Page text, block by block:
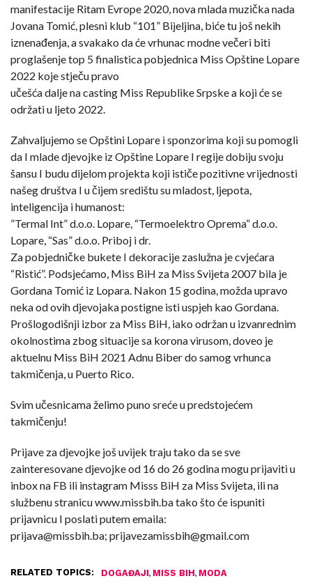
manifestacije Ritam Evrope 2020, nova mlada muzička nada
Jovana Tomić, plesni klub “101” Bijeljina, biće tu još nekih
iznenađenja, a svakako da će vrhunac modne večeri biti
proglašenje top 5 finalistica pobjednica Miss Opštine Lopare
2022 koje stječu pravo
učešća dalje na casting Miss Republike Srpske a koji će se
održati u ljeto 2022.
Zahvaljujemo se Opštini Lopare i sponzorima koji su pomogli
da I mlade djevojke iz Opštine Lopare I regije dobiju svoju
šansu I budu dijelom projekta koji ističe pozitivne vrijednosti
našeg društva I u čijem središtu su mladost, ljepota,
inteligencija i humanost:
”Termal Int” d.o.o. Lopare, “Termoelektro Oprema” d.o.o.
Lopare, “Sas” d.o.o. Priboj i dr.
Za pobjedničke bukete I dekoracije zaslužna je cvjećara
“Ristić”. Podsjećamo, Miss BiH za Miss Svijeta 2007 bila je
Gordana Tomić iz Lopara. Nakon 15 godina, možda upravo
neka od ovih djevojaka postigne isti uspjeh kao Gordana.
Prošlogodišnji izbor za Miss BiH, iako održan u izvanrednim
okolnostima zbog situacije sa korona virusom, doveo je
aktuelnu Miss BiH 2021 Adnu Biber do samog vrhunca
takmičenja, u Puerto Rico.
Svim učesnicama želimo puno sreće u predstojećem
takmičenju!
Prijave za djevojke još uvijek traju tako da se sve
zainteresovane djevojke od 16 do 26 godina mogu prijaviti u
inbox na FB ili instagram Misss BiH za Miss Svijeta, ili na
službenu stranicu www.missbih.ba tako što će ispuniti
prijavnicu I poslati putem emaila:
prijava@missbih.ba; prijavezamissbih@gmail.com
RELATED TOPICS: DOGAĐAJI, MISS BIH, MODA